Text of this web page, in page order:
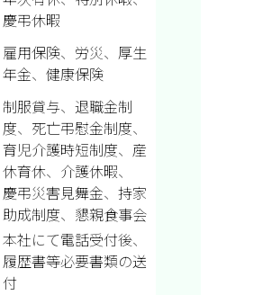
慶弔休暇
雇用保険、労災、厚生
年金、健康保険
制服貸与、退職金制
度、死亡弔慰金制度、
育児介護時短制度、 産
休育休、介護休暇、
慶弔災害見舞金、持家
助成制度、 懇親食事会
本社にて電話受付後、
履歴書等必要書類の送
付